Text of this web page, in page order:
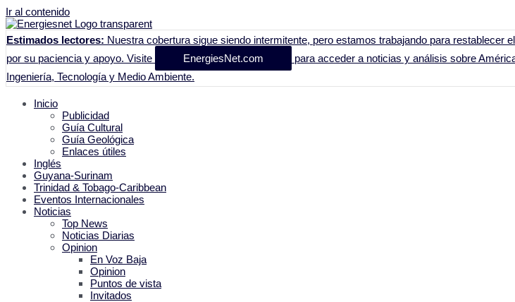
Ir al contenido
Estimados lectores: Nuestra cobertura sigue siendo intermitente, pero estamos trabajando para
por su paciencia y apoyo. Visite
EnergiesNet.com
para acceder a noticias y análisis sobre
Ingeniería, Tecnología y Medio Ambiente.
Inicio
Publicidad
Guía Cultural
Guía Geológica
Enlaces útiles
Inglés
Guyana-Surinam
Trinidad & Tobago-Caribbean
Eventos Internacionales
Noticias
Top News
Noticias Diarias
Opinion
En Voz Baja
Opinion
Puntos de vista
Invitados